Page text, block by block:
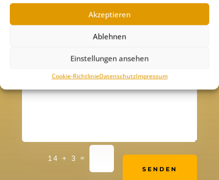
Akzeptieren
Ablehnen
Einstellungen ansehen
Cookie-RichtlinieDatenschutzImpressum
14 + 3 =
SENDEN
Alternative: